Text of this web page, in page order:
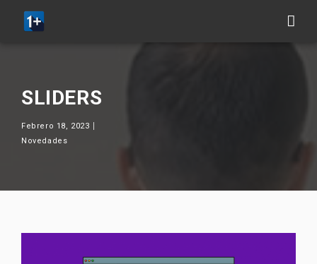
SLIDERS
Febrero 18, 2023
Novedades